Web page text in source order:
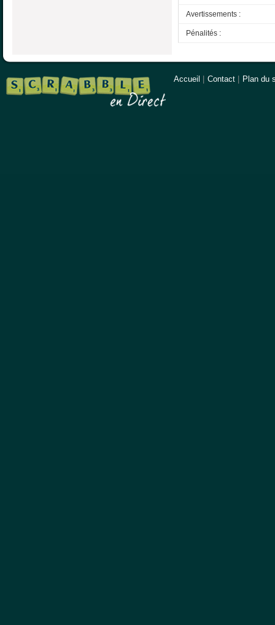
Avertissements :
Pénalités :
Accueil Contact Plan du